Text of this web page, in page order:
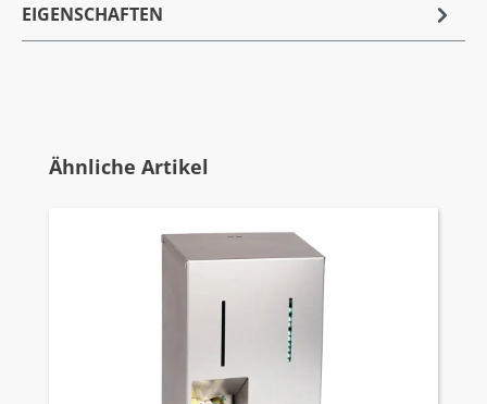
EIGENSCHAFTEN
Produktgalerie überspringen
Ähnliche Artikel